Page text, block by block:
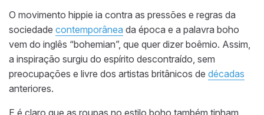
O movimento hippie ia contra as pressões e regras da
sociedade contemporânea da época e a palavra boho
vem do inglês “bohemian”, que quer dizer boêmio. Assim,
a inspiração surgiu do espírito descontraído, sem
preocupações e livre dos artistas britânicos de décadas
anteriores.
E é claro que as roupas no estilo boho também tinham